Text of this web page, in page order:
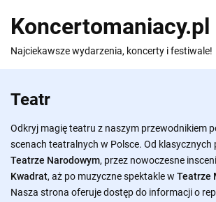
content
Koncertomaniacy.pl
Najciekawsze wydarzenia, koncerty i festiwale!
Teatr
Odkryj magię teatru z naszym przewodnikiem
scenach teatralnych w Polsce. Od klasycznych
Teatrze Narodowym, przez nowoczesne
Kwadrat, aż po muzyczne spektakle w Teatrze
Nasza strona oferuje dostęp do informacji o